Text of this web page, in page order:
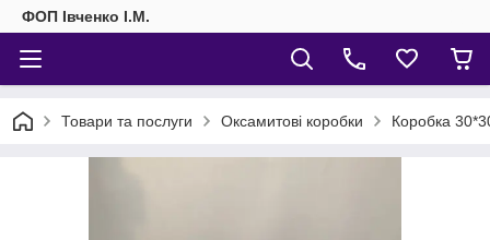
ФОП Івченко І.М.
Товари та послуги Оксамитові коробки Коробка